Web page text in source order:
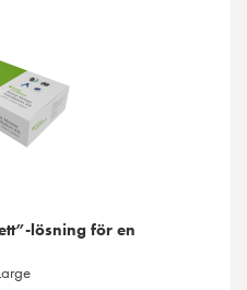
lösning för en